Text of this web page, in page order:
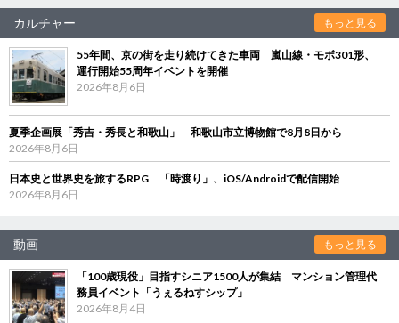
カルチャー もっと見る
55年間、京の街を走り続けてきた車両 嵐山線・モボ301形、
運行開始55周年イベントを開催
2026年8月6日
夏季企画展「秀吉・秀長と和歌山」 和歌山市立博物館で8月8日から
2026年8月6日
日本史と世界史を旅するRPG 「時渡り」、iOS/Androidで配信開始
2026年8月6日
動画 もっと見る
「100歳現役」目指すシニア1500人が集結 マンション管理代
務員イベント「うぇるねすシップ」
2026年8月4日